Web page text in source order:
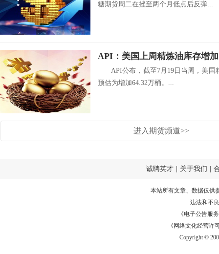
糖期货周二在挫至两个月低点后反弹...
API：美国上周精炼油库存增
API公布，截至7月19日当周，美国
预估为增加64.32万桶。...
进入期货频道>>
诚聘英才 关于我们
本站所有文章、数据仅供
违法和不
《电子公告服务
《网络文化经营许
Copyright ©